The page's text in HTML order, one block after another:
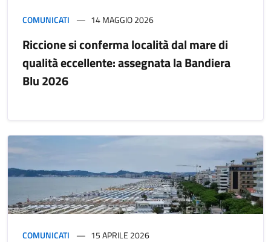
COMUNICATI 14 MAGGIO 2026
Riccione si conferma località dal mare di
qualità eccellente: assegnata la Bandiera
Blu 2026
COMUNICATI 15 APRILE 2026